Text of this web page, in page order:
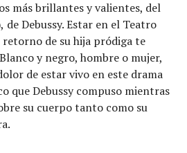
más brillantes y valientes, del
de Debussy. Estar en el Teatro
de su hija pródiga te
y negro, hombre o mujer,
de estar vivo en este drama
que Debussy compuso mientras
su cuerpo tanto como su